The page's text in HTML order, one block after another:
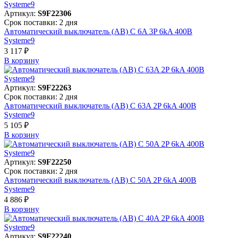
Артикул: S9F22306
Срок поставки: 2 дня
Автоматический выключатель (АВ) C 6A 3P 6kA 400В
Systeme9
3 117 ₽
В корзинy
Артикул: S9F22263
Срок поставки: 2 дня
Автоматический выключатель (АВ) C 63A 2P 6kA 400В
Systeme9
5 105 ₽
В корзинy
Артикул: S9F22250
Срок поставки: 2 дня
Автоматический выключатель (АВ) C 50A 2P 6kA 400В
Systeme9
4 886 ₽
В корзинy
Артикул: S9F22240